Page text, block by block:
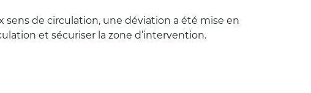
sens de circulation, une déviation a été mise en
et sécuriser la zone d’intervention.